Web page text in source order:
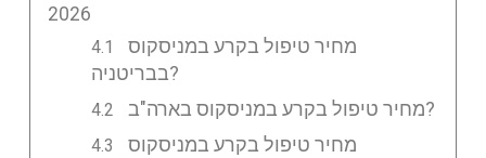
2026
מחיר טיפול בקרע במניסקוס
בבריטניה?
מחיר טיפול בקרע במניסקוס בארה"ב?
מחיר טיפול בקרע במניסקוס